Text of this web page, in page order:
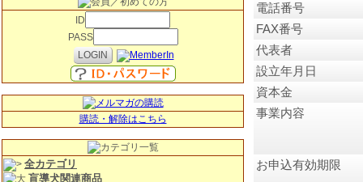
ID
PASS
購読・解除はこちら
全カテゴリ
盲導犬関連商品
電話番号
FAX番号
代表者
設立年月日
資本金
事業内容
お申込有効期限